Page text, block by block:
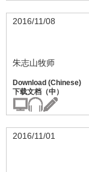
2016/11/08
朱志山牧师
2016/11/01